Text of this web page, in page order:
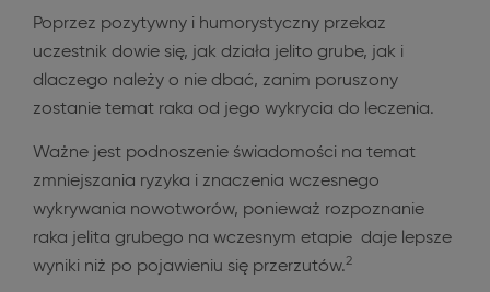
Poprzez pozytywny i humorystyczny przekaz
uczestnik dowie się, jak działa jelito grube, jak i
dlaczego należy o nie dbać, zanim poruszony
zostanie temat raka od jego wykrycia do leczenia.
Ważne jest podnoszenie świadomości na temat
zmniejszania ryzyka i znaczenia wczesnego
wykrywania nowotworów, ponieważ rozpoznanie
raka jelita grubego na wczesnym etapie daje lepsze
wyniki niż po pojawieniu się przerzutów.2